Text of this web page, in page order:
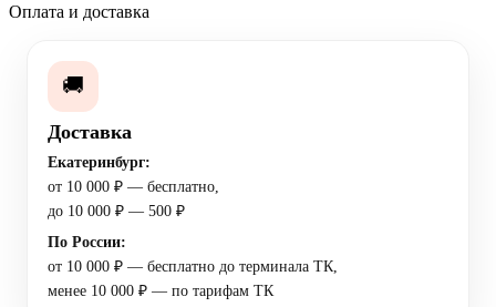
Оплата и доставка
🚚
Доставка
Екатеринбург:
от 10 000 ₽ — бесплатно,
до 10 000 ₽ — 500 ₽
По России:
от 10 000 ₽ — бесплатно до терминала ТК,
менее 10 000 ₽ — по тарифам ТК